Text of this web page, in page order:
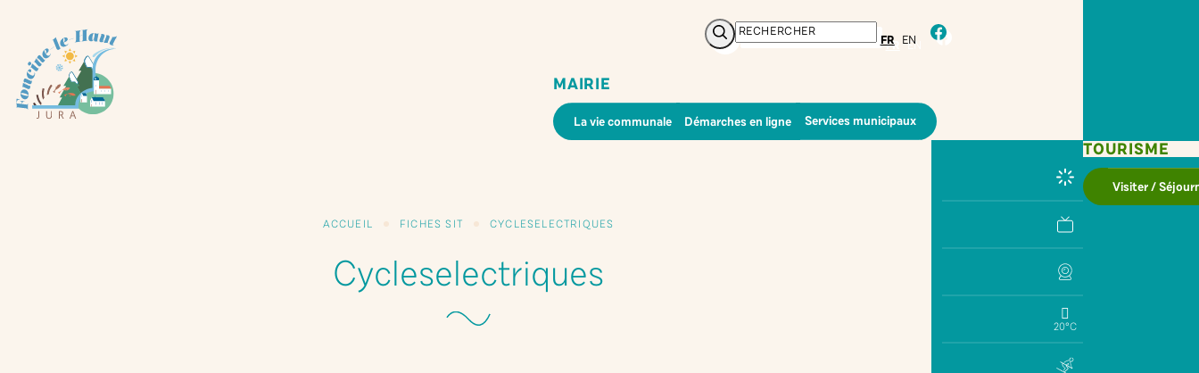
Rechercher FR EN facebook
MAIRIE
La vie communale Démarches en ligne Services municipaux
TOURISME
Visiter /
20°C
ACCUEIL FICHES SIT CYCLESELECTRIQUES
Cycleselectriques